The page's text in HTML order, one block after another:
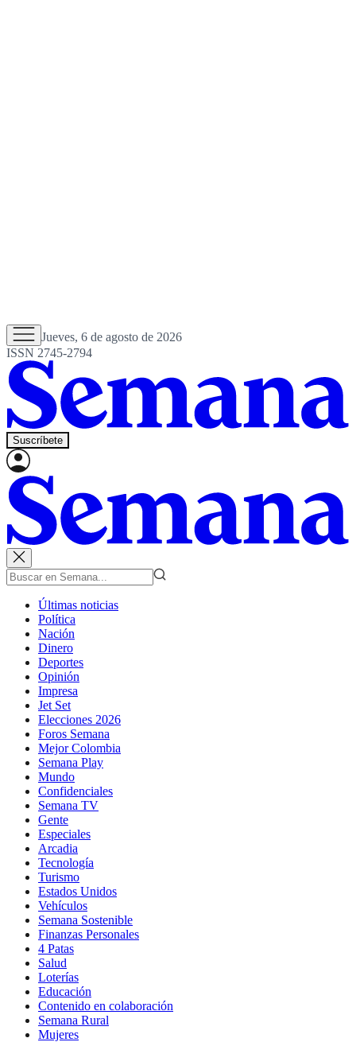
Jueves, 6 de agosto de 2026
ISSN 2745-2794
Suscríbete
Últimas noticias
Política
Nación
Dinero
Deportes
Opinión
Impresa
Jet Set
Elecciones 2026
Foros Semana
Mejor Colombia
Semana Play
Mundo
Confidenciales
Semana TV
Gente
Especiales
Arcadia
Tecnología
Turismo
Estados Unidos
Vehículos
Semana Sostenible
Finanzas Personales
4 Patas
Salud
Loterías
Educación
Contenido en colaboración
Semana Rural
Mujeres